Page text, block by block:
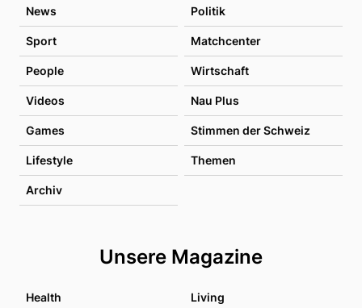
News Politik
Sport Matchcenter
People Wirtschaft
Videos Nau Plus
Games Stimmen der Schweiz
Lifestyle Themen
Archiv
Unsere Magazine
Health Living